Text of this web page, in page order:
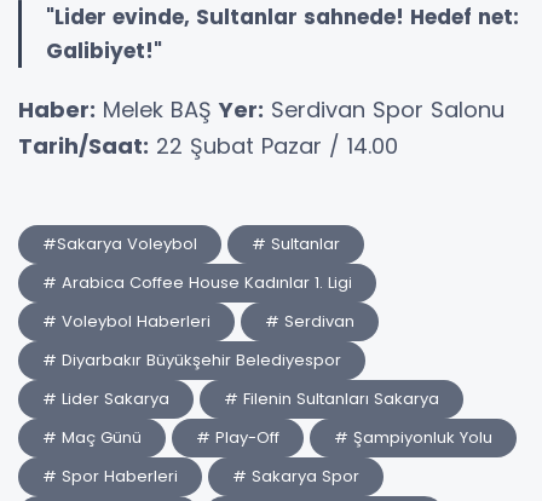
"Lider evinde, Sultanlar sahnede! Hedef net:
Galibiyet!"
Haber: Melek BAŞ Yer: Serdivan Spor Salonu
Tarih/Saat: 22 Şubat Pazar / 14.00
#Sakarya Voleybol
# Sultanlar
# Arabica Coffee House Kadınlar 1. Ligi
# Voleybol Haberleri
# Serdivan
# Diyarbakır Büyükşehir Belediyespor
# Lider Sakarya
# Filenin Sultanları Sakarya
# Maç Günü
# Play-Off
# Şampiyonluk Yolu
# Spor Haberleri
# Sakarya Spor